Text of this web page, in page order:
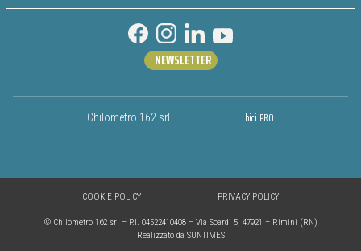
Chilometro 162 srl bici.PRO
NEWSLETTER
© Chilometro 162 srl – P.I. 04522410408 – Via Soardi 5, 47921 – Rimini (RN)
Realizzato da SUNTIMES
COOKIE POLICY PRIVACY POLICY